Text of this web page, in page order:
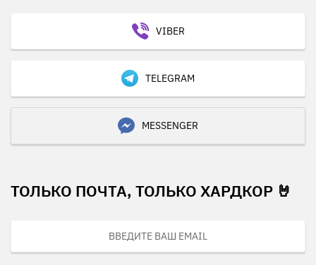
VIBER
TELEGRAM
MESSENGER
ТОЛЬКО ПОЧТА, ТОЛЬКО ХАРДКОР 🤘